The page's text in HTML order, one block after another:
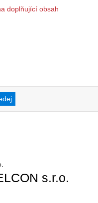
doplňující obsah
s.r.o.